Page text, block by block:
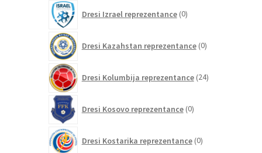
Dresi Izrael reprezentance 0izdelkov
Dresi Kazahstan reprezentance 0izdelkov
Dresi Kolumbija reprezentance 24izdelkov
Dresi Kosovo reprezentance 0izdelkov
Dresi Kostarika reprezentance 0izdelkov